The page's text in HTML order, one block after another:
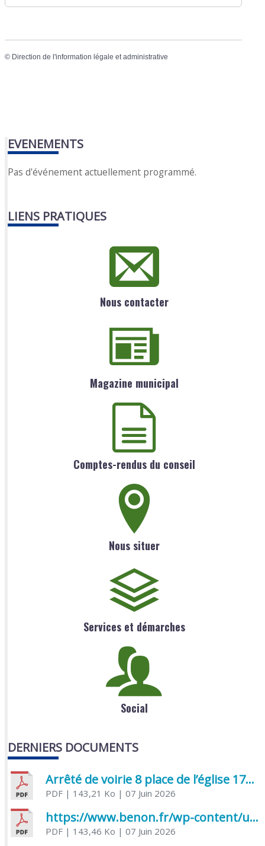
© Direction de l'information légale et administrative
EVENEMENTS
Pas d'événement actuellement programmé.
LIENS PRATIQUES
Nous contacter
Magazine municipal
Comptes-rendus du conseil
Nous situer
Services et démarches
Social
DERNIERS DOCUMENTS
Arrêté de voirie 8 place de l’église 17170 Benon
PDF| 143,21 Ko | 07 Juin 2026
https://www.benon.fr/wp-content/uploads/2026/06/AR-Voirie-Chemin-de-Lafond-du-26-05-2026.pdf
PDF| 143,46 Ko | 07 Juin 2026